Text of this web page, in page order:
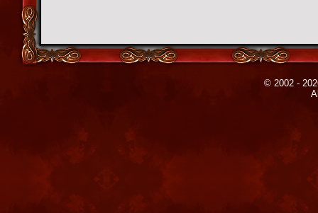
© 2002 -